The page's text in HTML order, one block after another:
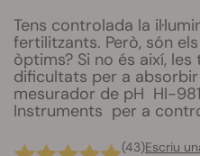
Tens controlada la
fertilitzants. Però, són
òptims? Si no és així,
dificultats per a
mesurador de pH HI-
Instruments per a
(43)Escriu